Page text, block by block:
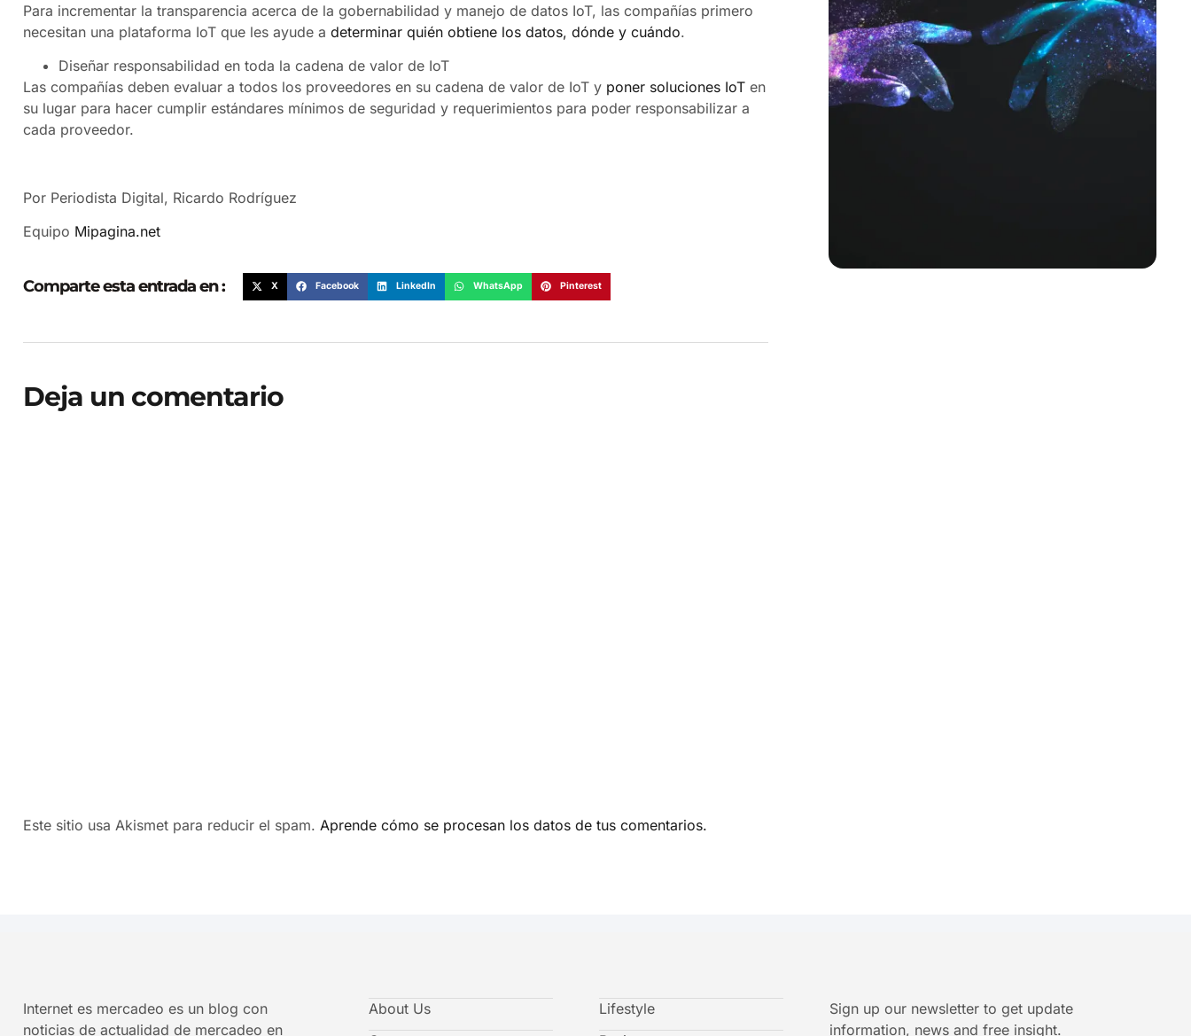
Para incrementar la transparencia acerca de la gobernabilidad y manejo de datos IoT, las compañías primero
necesitan una plataforma IoT que les ayude a determinar quién obtiene los datos, dónde y cuándo.
Diseñar responsabilidad en toda la cadena de valor de IoT
Las compañías deben evaluar a todos los proveedores en su cadena de valor de IoT y poner soluciones IoT en
su lugar para hacer cumplir estándares mínimos de seguridad y requerimientos para poder responsabilizar a
cada proveedor.
Por Periodista Digital, Ricardo Rodríguez
Equipo Mipagina.net
Comparte esta entrada en : X Facebook LinkedIn WhatsApp Pinterest
Deja un comentario
Este sitio usa Akismet para reducir el spam. Aprende cómo se procesan los datos de tus comentarios.
Internet es mercadeo es un blog con
noticias de actualidad de mercadeo en
About Us
Lifestyle
Sign up our newsletter to get update
information, news and free insight.